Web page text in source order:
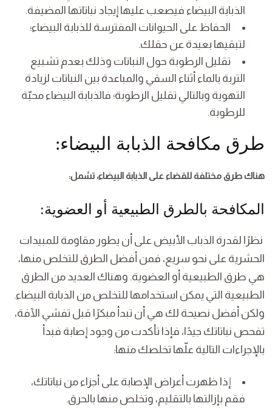
الذبابة البيضاء فيصعب عليها إيجاد نباتاتها المضيفة.
الحفاظ على الحيوانات المفترسة للذبابة البيضاء؛
لتبقيها بعيدة عن حقلك.
تقليل الرطوبة حول النباتات وذلك بعدم تشبيع
التربة بالماء أثناء السقي والمباعدة بين النباتات لزيادة
التهوية وبالتالي تقليل الرطوبة؛ فالذبابة البيضاء محبّة
للرطوبة.
طرق مكافحة الذبابة البيضاء:
هناك طرق مختلفة للقضاء على الذبابة البيضاء، تشمل:
المكافحة بالطرق الطبيعية أو العضوية:
نظرًا لقدرة الذباب الأبيض على أن يطور مقاومة للمبيدات
الحشرية على نحو سريع، فمن أفضل الطرق للتخلص منها،
هي طرق الطبيعية أو العضوية. وهناك العديد من الطرق
الطبيعية التي يمكن استخدامها للتخلص من الذبابة البيضاء.
ولكن أفضل نصيحة لك هي أن تبدأ مبكرًا قبل تفشي الآفة،
تفحص نباتاتك جيدًا، فإذا تأكدت من وجود إصابة فبدأ
بالإجراءات التالية علّها تخلصك منها:
إذا ظهرت أعراض الإصابة على أجزاء من نباتاتك،
فقم بإزالتها بالتقليم، وتخلص منها بالحرق.